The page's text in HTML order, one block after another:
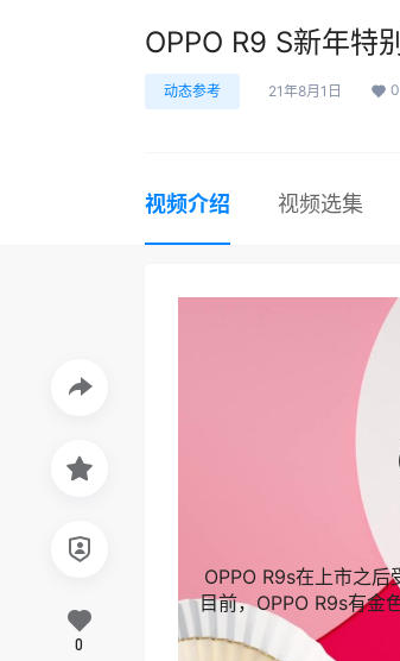
OPPO R9 S新年特
动态参考 21年8月1日 0
视频介绍 视频选集
OPPO R9s在上市之
目前，OPPO R9s有金
0